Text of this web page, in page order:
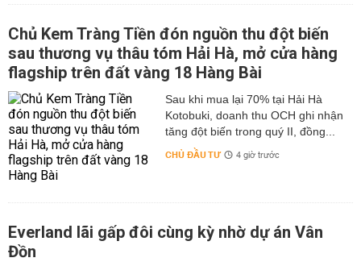
Chủ Kem Tràng Tiền đón nguồn thu đột biến
sau thương vụ thâu tóm Hải Hà, mở cửa hàng
flagship trên đất vàng 18 Hàng Bài
Sau khi mua lại 70% tại Hải Hà
Kotobuki, doanh thu OCH ghi nhận
tăng đột biến trong quý II, đồng...
CHỦ ĐẦU TƯ 4 giờ trước
Everland lãi gấp đôi cùng kỳ nhờ dự án Vân
Đồn